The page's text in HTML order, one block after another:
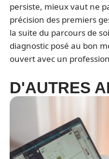
persiste, mieux vaut ne
précision des premiers
la suite du parcours de
diagnostic posé au bon
ouvert avec un
D'AUTRES